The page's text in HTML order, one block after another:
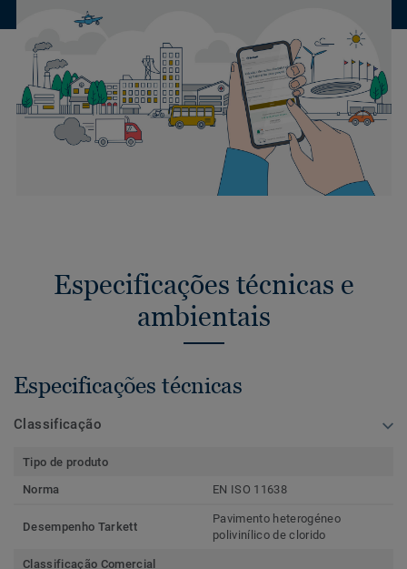
Especificações técnicas e
ambientais
Especificações técnicas
Classificação
Tipo de produto
Norma
EN ISO 11638
Desempenho Tarkett
Pavimento heterogéneo
polivinílico de clorido
Classificação Comercial